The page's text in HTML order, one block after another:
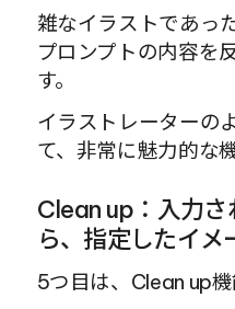
雑なイラストであっ
プロンプトの内容を
す。
イラストレーターの
て、非常に魅力的な
Clean up：入力
ら、指定したイメ
5つ目は、Clean up機